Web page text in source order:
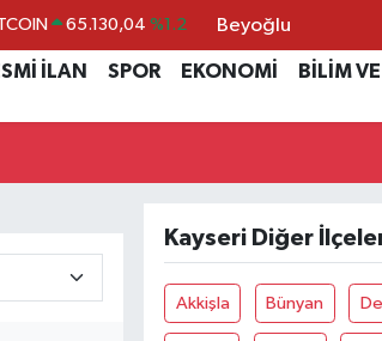
65.130,04 %1.2
47,7106 %0.17
%-19
Beyoğlu
İLAN SPOR EKONOMİ
BİLİM
Kayseri Diğer
Akkişla Bünyan